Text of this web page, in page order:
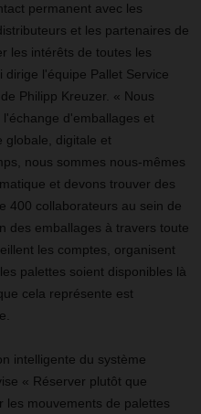
permanent avec les
et les partenaires de
les intérêts de toutes les
dirige l'équipe Pallet Service
Philipp Kreuzer. « Nous
d'emballages et
globale, digitale et
nous sommes nous-mêmes
et devons trouver des
400 collaborateurs au sein de
des emballages à travers toute
les comptes, organisent
palettes soient disponibles là
cela représente est
intelligente du système
« Réserver plutôt que
les mouvements de palettes